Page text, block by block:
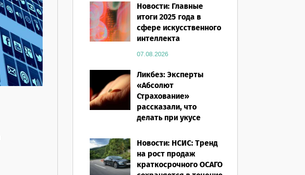
Новости: Главные
итоги 2025 года в
сфере искусственного
интеллекта
07.08.2026
Ликбез: Эксперты
«Абсолют
Страхование»
рассказали, что
делать при укусе
путешествии
07.08.2026
Новости: НСИС: Тренд
на рост продаж
краткосрочного ОСАГО